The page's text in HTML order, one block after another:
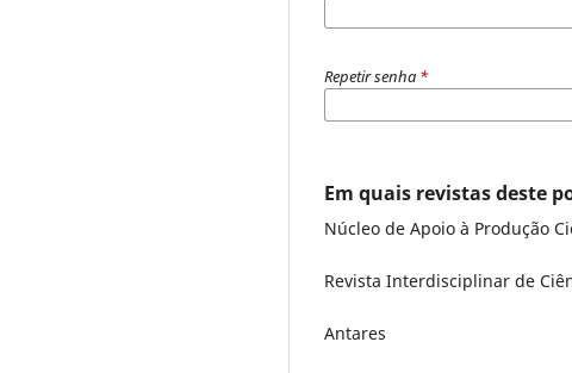
Repetir senha *
Em quais revistas deste
Núcleo de Apoio à Produção
Revista Interdisciplinar de
Antares